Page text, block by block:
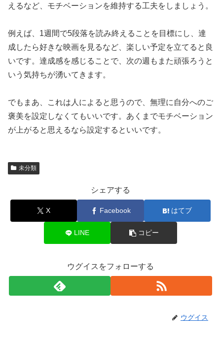
えるなど、モチベーションを維持する工夫をしましょう。
例えば、1週間で5段落を読み終えることを目標にし、達
成したら好きな映画を見るなど、楽しい予定を立てると良
いです。達成感を感じることで、次の週もまた頑張ろうと
いう気持ちが湧いてきます。
でもまあ、これは人によると思うので、無理に自分へのご
褒美を設定しなくてもいいです。あくまでモチベーション
が上がると思えるなら設定するといいです。
未分類
シェアする
X Facebook はてブ
LINE コピー
ウグイスをフォローする
ウグイス